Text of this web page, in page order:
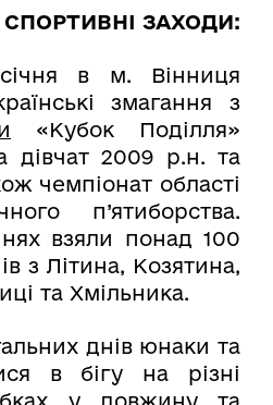
СПОРТИВНІ ЗАХОДИ:
в м. Вінниця
змагання з
«Кубок Поділля»
дівчат 2009 р.н. та
чемпіонат області
п’ятиборства.
взяли понад 100
з Літина, Козятина,
та Хмільника.
днів юнаки та
в бігу на різні